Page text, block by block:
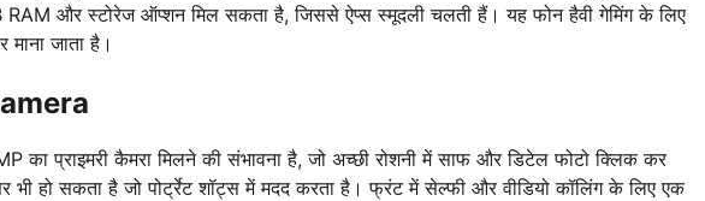
RAM और स्टोरेज ऑप्शन मिल सकता है, जिससे ऐप्स स्मूदली चलती हैं। यह फोन हैवी गेमिंग के लिए
माना जाता है।
प्राइमरी कैमरा मिलने की संभावना है, जो अच्छी रोशनी में साफ और डिटेल फोटो क्लिक कर
हो सकता है जो पोर्ट्रेट शॉट्स में मदद करता है। फ्रंट में सेल्फी और वीडियो कॉलिंग के लिए एक